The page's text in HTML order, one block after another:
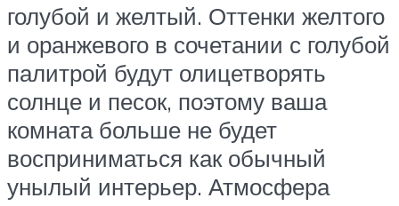
голубой и желтый. Оттенки желтого
и оранжевого в сочетании с голубой
палитрой будут олицетворять
солнце и песок, поэтому ваша
комната больше не будет
восприниматься как обычный
унылый интерьер. Атмосфера